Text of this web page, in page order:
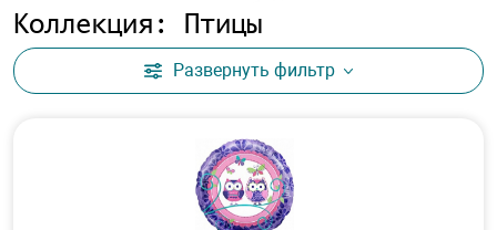
Коллекция: Птицы
Развернуть фильтр